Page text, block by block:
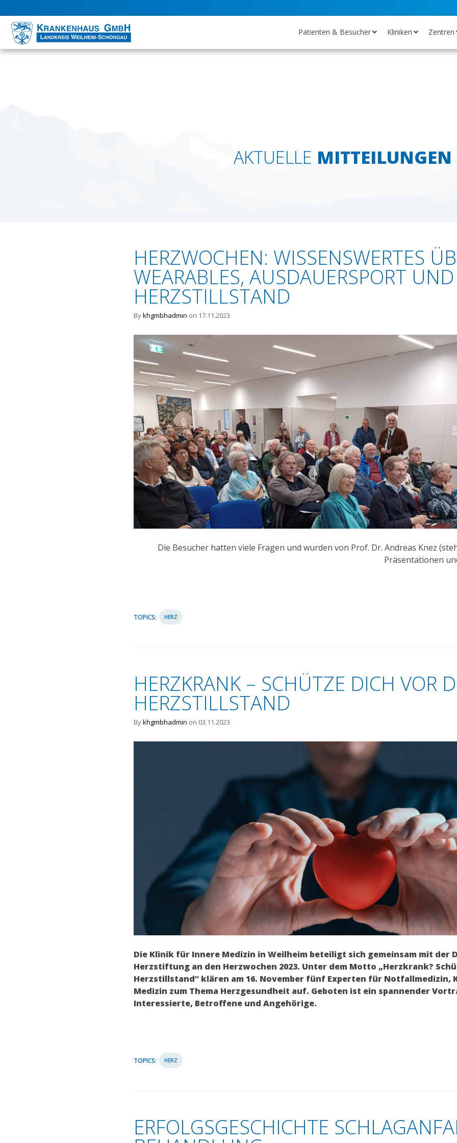
Patienten & Besucher Kliniken Zentren
AKTUELLE MITTEILUNGEN
HERZWOCHEN: WISSENSWERTES
WEARABLES, AUSDAUERSPORT UND
HERZSTILLSTAND
Bykhgmbhadmin on 17.11.2023
Die Besucher hatten viele Fragen und wurden von Prof. Dr. Andreas Knez
Präsentationen
TOPICS: HERZ
HERZKRANK – SCHÜTZE DICH VOR
HERZSTILLSTAND
Bykhgmbhadmin on 03.11.2023
Die Klinik für Innere Medizin in Weilheim beteiligt sich gemeinsam mit der
Herzstiftung an den Herzwochen 2023. Unter dem Motto „Herzkrank?
Herzstillstand“ klären am 16. November fünf Experten für Notfallmedizin,
Medizin zum Thema Herzgesundheit auf. Geboten ist ein spannender
Interessierte, Betroffene und Angehörige.
TOPICS: HERZ
ERFOLGSGESCHICHTE